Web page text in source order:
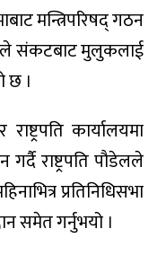
मन्त्रिपरिषद् गठन
संकटबाट मुलुकलाई
छ ।
कार्यालयमा
राष्ट्रपति पौडेलले
प्रतिनिधिसभा
समेत गर्नुभयो ।